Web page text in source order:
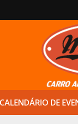
CALENDÁRIO DE